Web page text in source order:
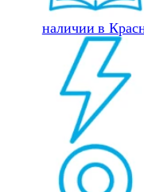
наличии в